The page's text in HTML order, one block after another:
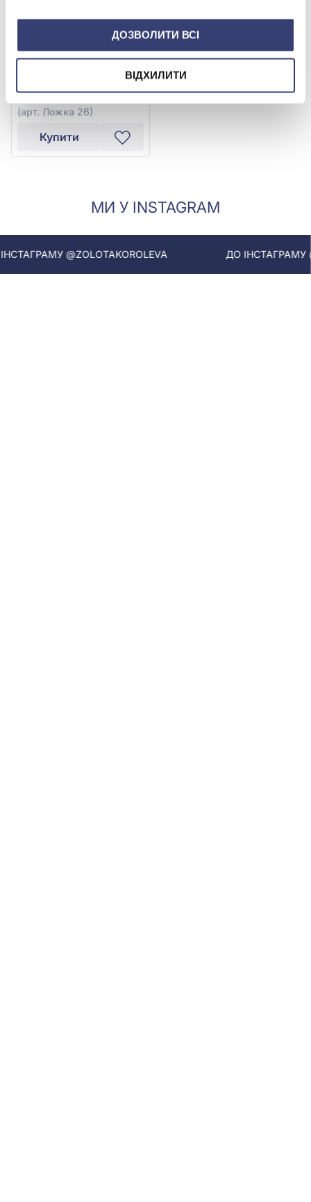
ДОЗВОЛИТИ ВСІ
ВІДХИЛИТИ
Ложка чайна "Весільна"
зі срібла 925° з фіанітом/
11 285,60 грн
(арт. Ложка 26)
Купити
МИ У INSTAGRAM
@ZOLOTAKOROLEVA ДО ІНСТАГРАМУ